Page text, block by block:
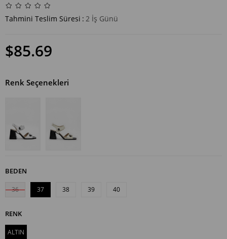
Tahmini Teslim Süresi : 2 İş Günü
$85.69
Renk Seçenekleri
BEDEN
36 37 38 39 40
RENK
ALTIN